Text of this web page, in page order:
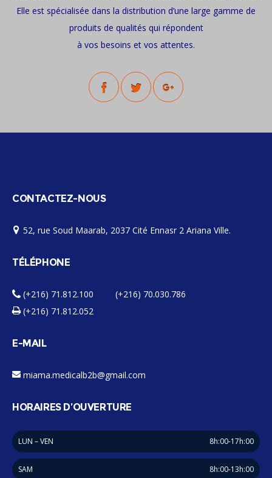
Elle est spécialisée dans la distribution d’une large gamme de
produits de qualités qui répondent
à vos besoins et vos attentes.
CONTACTEZ-NOUS
52, rue Soud Maarab, 2037 Cité Ennasr 2 Ariana Ville.
TÉLÉPHONE
(+216) 71.812.100 (+216) 70.030.786
(+216) 71.812.052
E-MAIL
miama.medicalb2b@gmail.com
HORAIRES D’OUVERTURE
LUN – VEN 8h:00-17h:00
SAM 8h:00-13h:00